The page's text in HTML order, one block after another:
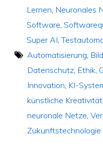
Lernen Neuronales
Software
Super AI ,
Automatisierung
Datenschutz, Ethik
Innovation KI-
künstliche Kreativität,
neuronale Netze
Zukunftstechnologie